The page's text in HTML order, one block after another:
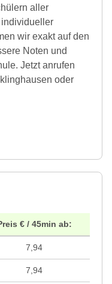
aller
individueller
wir exakt auf den
Noten und
Jetzt anrufen
oder
€ / 45min ab:
7,94
7,94